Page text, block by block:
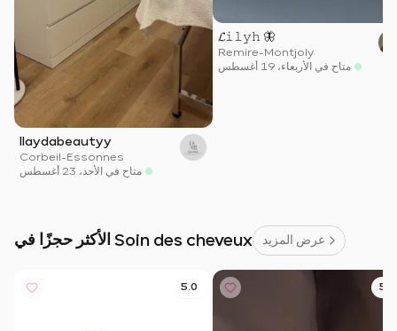
Ilaydabeautyy
Corbeil-Essonnes
متاح في الأحد، 23 أغسطس
𝓛𝚒𝚕𝚢𝚑 🦋
Remire-Montjoly
متاح في الأربعاء، 19 أغسطس
الأكثر حجزًا في Soin des cheveux عرض المزيد
5.0 5.0